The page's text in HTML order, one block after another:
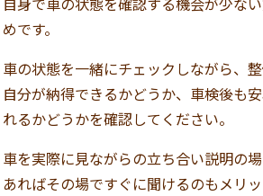
めです。
車の状態を一緒にチェックしながら、
自分が納得できるかどうか、車検後も
れるかどうかを確認してください。
車を実際に見ながらの立ち合い説明の
あればその場ですぐに聞けるのもメリ